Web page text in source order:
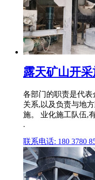
露天矿山开
各部门的职责是代
关系,以及负责与地
施。 业化施工队伍,
.
联系电话: 180 3780